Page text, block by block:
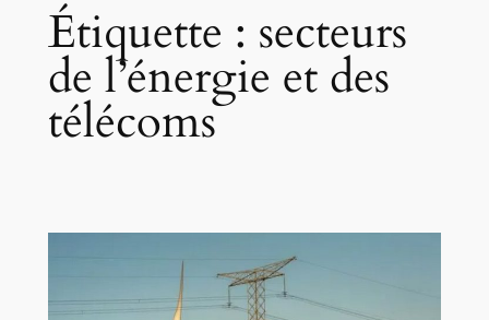
Étiquette : secteurs
de l’énergie et des
télécoms